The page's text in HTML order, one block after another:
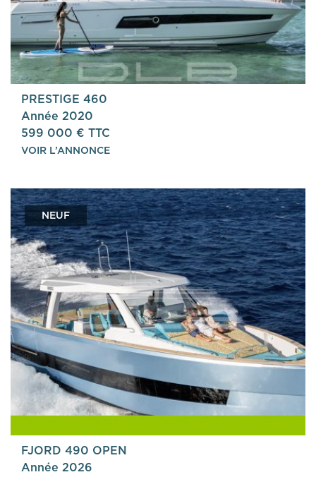
PRESTIGE 460
Année 2020
599 000 € TTC
VOIR L’ANNONCE
NEUF
FJORD 490 OPEN
Année 2026